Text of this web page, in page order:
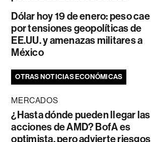
Dólar hoy 19 de enero: peso cae
por tensiones geopolíticas de
EE.UU. y amenazas militares a
México
OTRAS NOTICIAS ECONÓMICAS
MERCADOS
¿Hasta dónde pueden llegar las
acciones de AMD? BofA es
optimista, pero advierte riesgos